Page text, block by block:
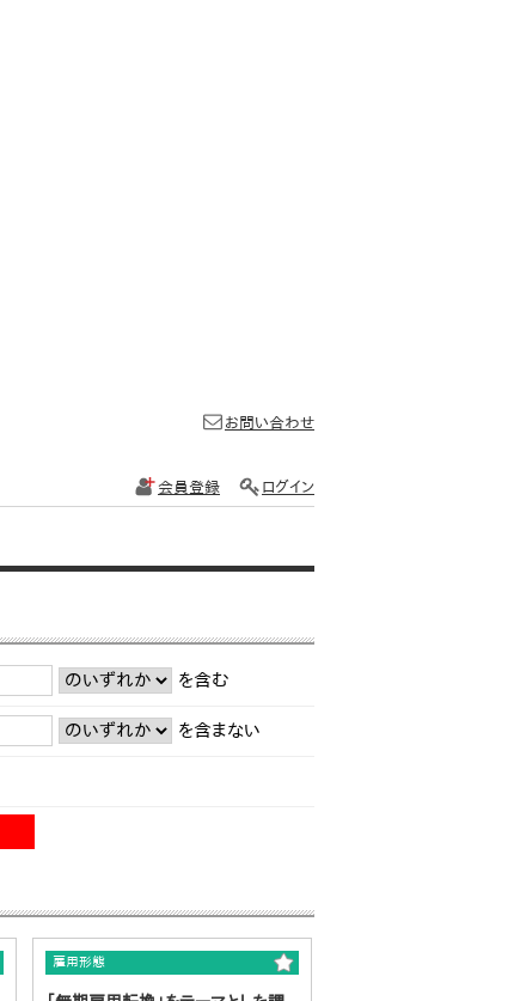
お問い合わせ
会員登録 ログイン
を含む
を含まない
雇用形態